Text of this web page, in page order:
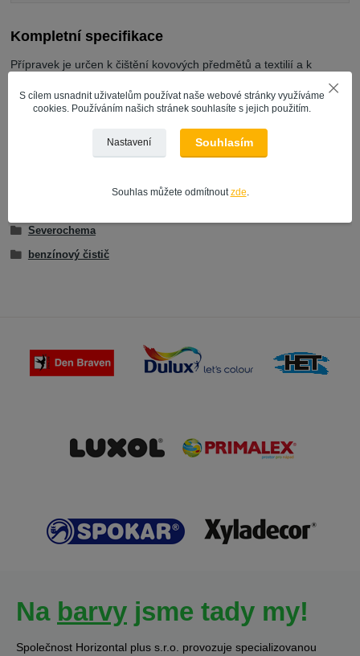
Kompletní specifikace
Přípravek je určen k čištění kovových předmětů a textilií a k
Zboží zařazeno v kategoriích
Severochema
benzínový čistič
Na barvy jsme tady my!
Společnost Horizontal plus s.r.o. provozuje specializovanou
S cílem usnadnit uživatelům používat naše webové stránky využíváme
cookies. Používáním našich stránek souhlasíte s jejich použitím.
Nastavení Souhlasím
Souhlas můžete odmítnout zde